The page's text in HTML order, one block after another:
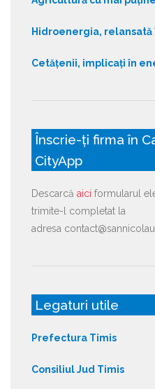
Hidroenergia, relansată
Cetățenii, implicați în
Înscrie-ți firma în
CityApp
Descarcă aici formularul
trimite-l completat la
adresa
Legaturi utile
Prefectura Timis
Consiliul Jud Timis